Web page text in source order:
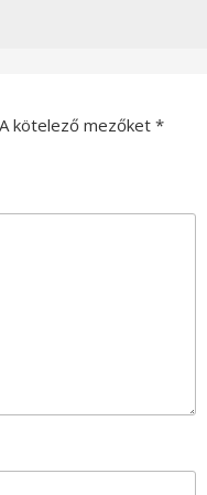
A kötelező mezőket *